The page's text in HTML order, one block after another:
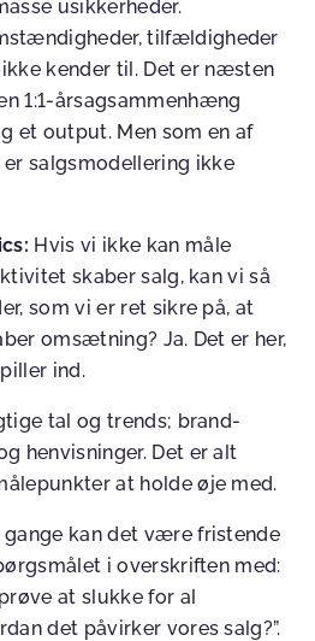
usikkerheder.
tilfældigheder
kender til. Det er næsten
1:1-årsagsammenhæng
et output. Men som en af
salgsmodellering ikke
: Hvis vi ikke kan måle
skaber salg, kan vi så
som vi er ret sikre på, at
omsætning? Ja. Det er her,
ind.
tal og trends; brand-
henvisninger. Det er alt
at holde øje med.
gange kan det være fristende
i overskriften med:
at slukke for al
det påvirker vores salg?”.